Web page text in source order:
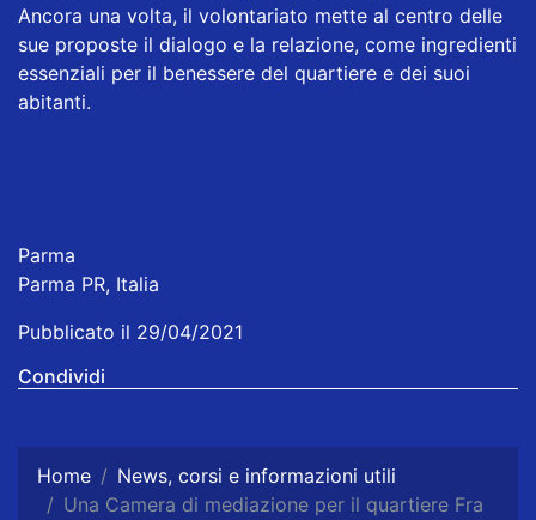
Ancora una volta, il volontariato mette al centro delle
sue proposte il dialogo e la relazione, come ingredienti
essenziali per il benessere del quartiere e dei suoi
abitanti.
Parma
Parma PR, Italia
Pubblicato il 29/04/2021
Condividi
Home
News, corsi e informazioni utili
Una Camera di mediazione per il quartiere Fra